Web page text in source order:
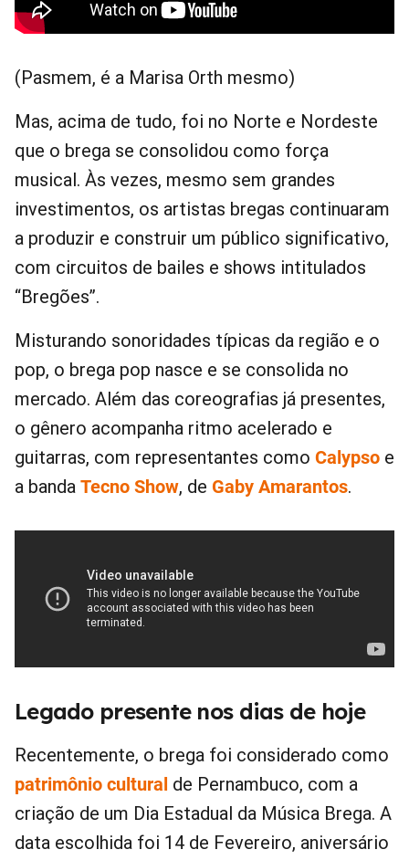
(Pasmem, é a Marisa Orth mesmo)
Mas, acima de tudo, foi no Norte e Nordeste
que o brega se consolidou como força
musical. Às vezes, mesmo sem grandes
investimentos, os artistas bregas continuaram
a produzir e construir um público significativo,
com circuitos de bailes e shows intitulados
“Bregões”.
Misturando sonoridades típicas da região e o
pop, o brega pop nasce e se consolida no
mercado. Além das coreografias já presentes,
o gênero acompanha ritmo acelerado e
guitarras, com representantes como Calypso e
a banda Tecno Show, de Gaby Amarantos.
Legado presente nos dias de hoje
Recentemente, o brega foi considerado como
patrimônio cultural de Pernambuco, com a
criação de um Dia Estadual da Música Brega. A
data escolhida foi 14 de Fevereiro, aniversário